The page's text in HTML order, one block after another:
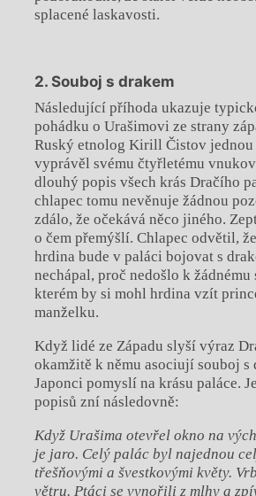
splacené laskavosti.
2. Souboj s drakem
Následující příhoda ukazuje
pohádku o Urašimovi ze strany
Ruský etnolog Kirill Čistov jednou
vyprávěl svému čtyřletému
dlouhý popis všech krás Dračího
chlapec tomu nevěnuje žádnou
zdálo, že očekává něco jiného.
o čem přemýšlí. Chlapec odvětil,
hrdina bude v paláci bojovat s
nechápal, proč nedošlo k žádnému
kterém by si mohl hrdina vzít
manželku.
Když lidé ze Západu slyší výraz
okamžitě k němu asociují souboj s
Japonci pomyslí na krásu paláce.
popisů zní následovně:
Když Urašima otevřel okno na
je jaro. Celý palác byl najednou
třešňovými a švestkovými květy.
větru. Ptáci se vynořili z mlhy a